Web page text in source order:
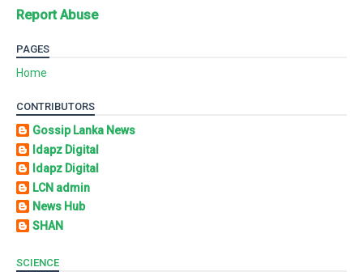
Report Abuse
PAGES
Home
CONTRIBUTORS
Gossip Lanka News
Idapz Digital
Idapz Digital
LCN admin
News Hub
SHAN
SCIENCE